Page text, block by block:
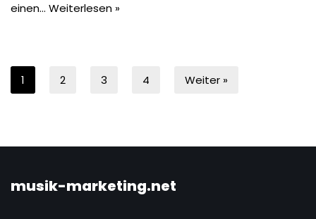
einen… Weiterlesen »
1 2 3 4 Weiter »
musik-marketing.net